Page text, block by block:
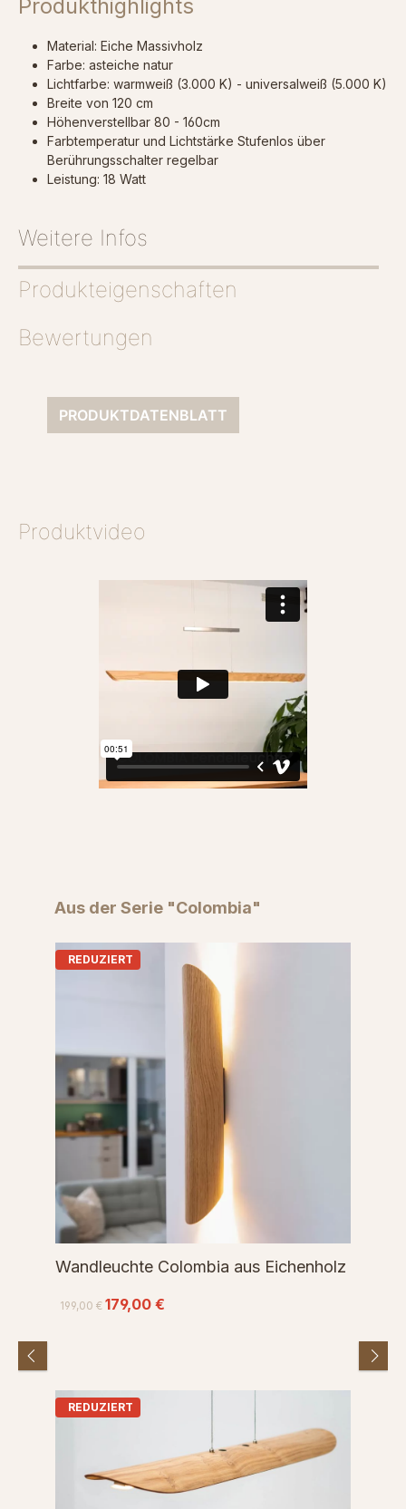
Produkthighlights
Material: Eiche Massivholz
Farbe: asteiche natur
Lichtfarbe: warmweiß (3.000 K) - universalweiß (5.000 K)
Breite von 120 cm
Höhenverstellbar 80 - 160cm
Farbtemperatur und Lichtstärke Stufenlos über
Berührungsschalter regelbar
Leistung: 18 Watt
Weitere Infos
Produkteigenschaften
Bewertungen
PRODUKTDATENBLATT
Produktvideo
Produktgalerie überspringen
Aus der Serie "Colombia"
REDUZIERT
Wandleuchte Colombia aus Eichenholz
199,00 € 179,00 €
REDUZIERT